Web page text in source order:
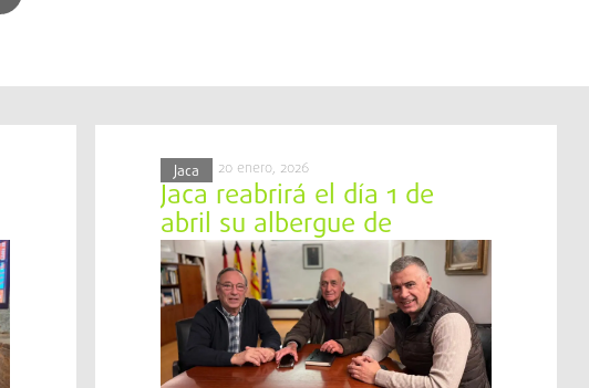
Jaca 20 enero, 2026
Jaca reabrirá el día 1 de
abril su albergue de
peregrinos